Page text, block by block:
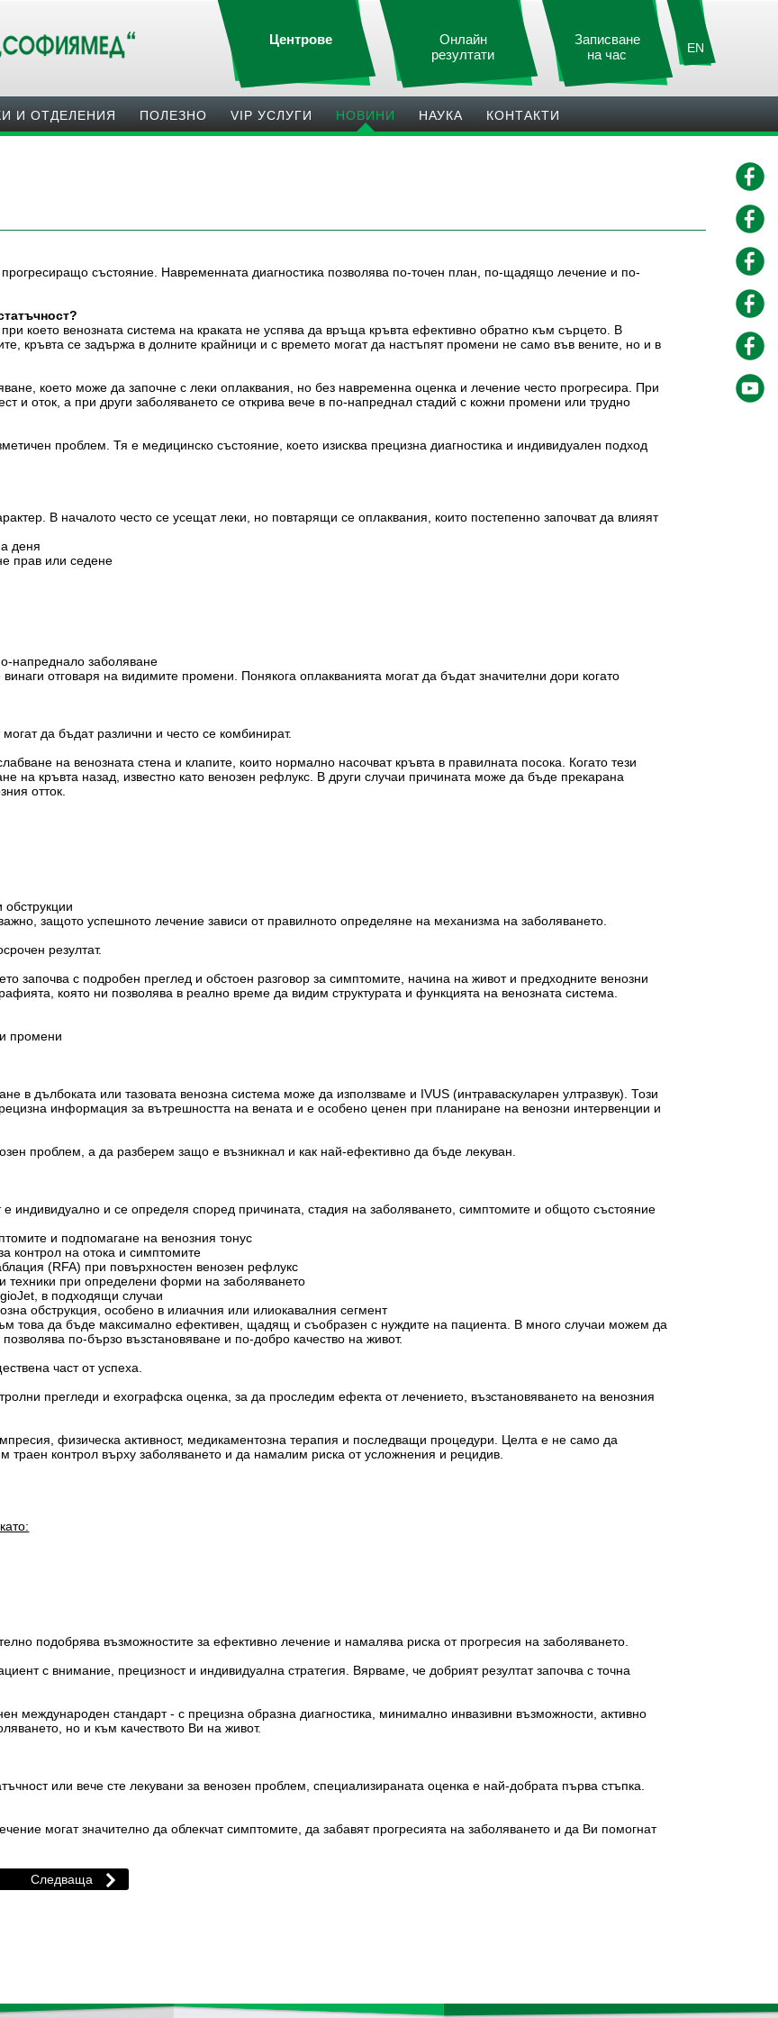
EN
Записване
на час
Онлайн
резултати
Центрове
И ОТДЕЛЕНИЯ ПОЛЕЗНO VIP УСЛУГИ НОВИНИ НАУКА КОНТАКТИ
състояние. Навременната диагностика позволява по-точен план, по-щадящо лечение и по-
което венозната система на краката не успява да връща кръвта ефективно обратно към сърцето. В
кръвта се задържа в долните крайници и с времето могат да настъпят промени не само във вените, но и в
което може да започне с леки оплаквания, но без навременна оценка и лечение често прогресира. При
и оток, а при други заболяването се открива вече в по-напреднал стадий с кожни промени или трудно
проблем. Тя е медицинско състояние, което изисква прецизна диагностика и индивидуален подход
В началото често се усещат леки, но повтарящи се оплаквания, които постепенно започват да влияят
деня
прав или седене
напреднало заболяване
отговаря на видимите промени. Понякога оплакванията могат да бъдат значителни дори когато
да бъдат различни и често се комбинират.
на венозната стена и клапите, които нормално насочват кръвта в правилната посока. Когато тези
на кръвта назад, известно като венозен рефлукс. В други случаи причината може да бъде прекарана
отток.
защото успешното лечение зависи от правилното определяне на механизма на заболяването.
резултат.
започва с подробен преглед и обстоен разговор за симптомите, начина на живот и предходните венозни
която ни позволява в реално време да видим структурата и функцията на венозната система.
промени
в дълбоката или тазовата венозна система може да използваме и IVUS (интраваскуларен ултразвук). Този
информация за вътрешността на вената и е особено ценен при планиране на венозни интервенции и
проблем, а да разберем защо е възникнал и как най-ефективно да бъде лекуван.
е индивидуално и се определя според причината, стадия на заболяването, симптомите и общото състояние
и подпомагане на венозния тонус
контрол на отока и симптомите
(RFA) при повърхностен венозен рефлукс
техники при определени форми на заболяването
в подходящи случаи
обструкция, особено в илиачния или илиокавалния сегмент
това да бъде максимално ефективен, щадящ и съобразен с нуждите на пациента. В много случаи можем да
по-бързо възстановяване и по-добро качество на живот.
част от успеха.
прегледи и ехографска оценка, за да проследим ефекта от лечението, възстановяването на венозния
физическа активност, медикаментозна терапия и последващи процедури. Целта е не само да
траен контрол върху заболяването и да намалим риска от усложнения и рецидив.
подобрява възможностите за ефективно лечение и намалява риска от прогресия на заболяването.
с внимание, прецизност и индивидуална стратегия. Вярваме, че добрият резултат започва с точна
международен стандарт - с прецизна образна диагностика, минимално инвазивни възможности, активно
но и към качеството Ви на живот.
или вече сте лекувани за венозен проблем, специализираната оценка е най-добрата първа стъпка.
могат значително да облекчат симптомите, да забавят прогресията на заболяването и да Ви помогнат